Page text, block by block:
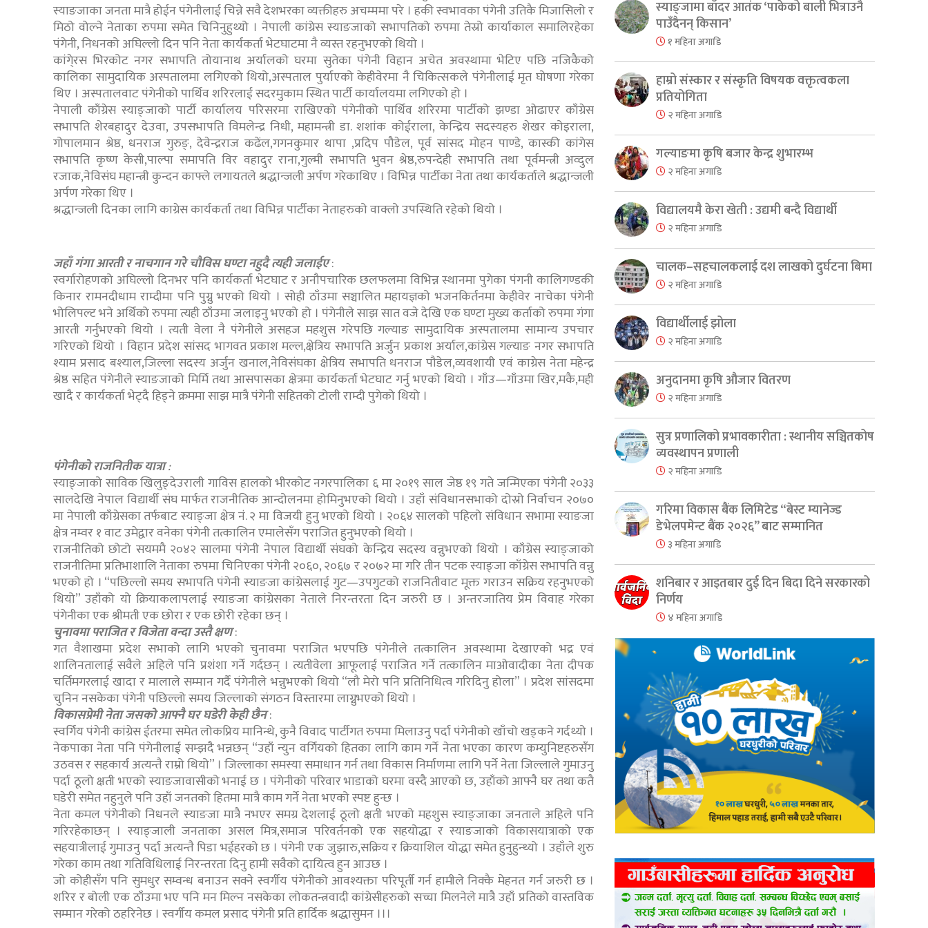
स्याङजाका जनता मात्रै होईन पंगेनीलाई चिन्ने सवै देशभरका व्यक्तीहरु अचम्ममा परे । हकी स्वभावका पंगेनी उतिकै मिजासिलो र
मिठो वोल्ने नेताका रुपमा समेत चिनिनुहुथ्यो । नेपाली कांग्रेस स्याङजाको सभापतिको रुपमा तेस्रो कार्याकाल समालिरहेका
पंगेनी, निधनको अघिल्लो दिन पनि नेता कार्यकर्ता भेटघाटमा नै व्यस्त रहनुभएको थियो ।
कांगे्रस भिरकोट नगर सभापति तोयानाथ अर्यालको घरमा सुतेका पंगेनी विहान अचेत अवस्थामा भेटिए पछि नजिकैको
कालिका सामुदायिक अस्पतालमा लगिएको थियो,अस्पताल पुर्याएको केहीवेरमा नै चिकित्सकले पंगेनीलाई मृत घोषणा गरेका
थिए । अस्पतालवाट पंगेनीको पार्थिव शरिरलाई सदरमुकाम स्थित पार्टी कार्यालयमा लगिएको हो ।
नेपाली काँग्रेस स्याङ्जाको पार्टी कार्यालय परिसरमा राखिएको पंगेनीको पार्थिव शरिरमा पार्टीको झण्डा ओढाएर काँग्रेस
सभापति शेरबहादुर देउवा, उपसभापति विमलेन्द्र निधी, महामन्त्री डा. शशांक कोईराला, केन्द्रिय सदस्यहरु शेखर कोइराला,
गोपालमान श्रेष्ठ, धनराज गुरुङ्, देवेन्द्रराज कढेंल,गगनकुमार थापा ,प्रदिप पौडेल, पूर्व सांसद मोहन पाण्डे, कास्की कांगेस
सभापति कृष्ण केसी,पाल्पा समापति विर वहादुर राना,गुल्मी सभापति भुवन श्रेष्ठ,रुपन्देही सभापति तथा पूर्वमन्त्री अव्दुल
रजाक,नेविसंघ महान्त्री कुन्दन काफ्ले लगायतले श्रद्धान्जली अर्पण गरेकाथिए । विभिन्न पार्टीका नेता तथा कार्यकर्ताले श्रद्धान्जली
अर्पण गरेका थिए ।
श्रद्धान्जली दिनका लागि काग्रेस कार्यकर्ता तथा विभिन्न पार्टीका नेताहरुको वाक्लो उपस्थिति रहेको थियो ।
जहाँ गंगा आरती र नाचगान गरे चौविस घण्टा नहुदै त्यही जलाईए:
स्वर्गारोहणको अघिल्लो दिनभर पनि कार्यकर्ता भेटघाट र अनौपचारिक छलफलमा विभिन्न स्थानमा पुगेका पंगनी कालिगण्डकी
किनार रामनदीधाम राम्दीमा पनि पुग्नु भएको थियो । सोही ठाँउमा सञ्चालित महायज्ञको भजनकिर्तनमा केहीवेर नाचेका पंगेनी
भोलिपल्ट भने अर्थिको रुपमा त्यही ठाँउमा जलाइनु भएको हो । पंगेनीले साझ सात वजे देखि एक घण्टा मुख्य कर्ताको रुपमा गंगा
आरती गर्नुभएको थियो । त्यती वेला नै पंगेनीले असहज महशुस गरेपछि गल्याङ सामुदायिक अस्पतालमा सामान्य उपचार
गरिएको थियो । विहान प्रदेश सांसद भागवत प्रकाश मल्ल,क्षेत्रिय सभापति अर्जुन प्रकाश अर्याल,कांग्रेस गल्याङ नगर सभापति
श्याम प्रसाद बश्याल,जिल्ला सदस्य अर्जुन खनाल,नेविसंघका क्षेत्रिय सभापति धनराज पौडेल,व्यवशायी एवं काग्रेस नेता महेन्द्र
श्रेष्ठ सहित पंगेनीले स्याङजाको मिर्मि तथा आसपासका क्षेत्रमा कार्यकर्ता भेटघाट गर्नु भएको थियो । गाँउ—गाँउमा खिर,मकै,मही
खादै र कार्यकर्ता भेट्दै हिड्ने क्रममा साझ मात्रै पंगेनी सहितको टोली राम्दी पुगेको थियो ।
पंगेनीको राजनितीक यात्रा:
स्याङ्जाको साविक खिलुङ्देउराली गाविस हालको भीरकोट नगरपालिका ६ मा २०१९ साल जेष्ठ १९ गते जन्मिएका पंगेनी २०३३
सालदेखि नेपाल विद्यार्थी संघ मार्फत राजनीतिक आन्दोलनमा होमिनुभएको थियो । उहाँ संविधानसभाको दोस्रो निर्वाचन २०७०
मा नेपाली काँग्रेसका तर्फबाट स्याङ्जा क्षेत्र नं. २ मा विजयी हुनु भएको थियो । २०६४ सालको पहिलो संविधान सभामा स्याङजा
क्षेत्र नम्वर १ वाट उमेद्वार वनेका पंगेनी तत्कालिन एमालेसँग पराजित हुनुभएको थियो ।
राजनीतिको छोटो सयममै २०४२ सालमा पंगेनी नेपाल विद्यार्थी संघको केन्द्रिय सदस्य वन्नुभएको थियो । काँग्रेस स्याङ्जाको
राजनीतिमा प्रतिभाशालि नेताका रुपमा चिनिएका पंगेनी २०६०, २०६७ र २०७२ मा गरि तीन पटक स्याङ्जा काँग्रेस सभापति वन्नु
भएको हो । “पछिल्लो समय सभापति पंगेनी स्याङजा कांग्रेसलाई गुट—उपगुटको राजनितीवाट मूक्त गराउन सक्रिय रहनुभएको
थियो” उहाँको यो क्रियाकलापलाई स्याङजा कांग्रेसका नेताले निरन्तरता दिन जरुरी छ । अन्तरजातिय प्रेम विवाह गरेका
पंगेनीका एक श्रीमती एक छोरा र एक छोरी रहेका छन् ।
चुनावमा पराजित र विजेता वन्दा उस्तै क्षण:
गत वैशाखमा प्रदेश सभाको लागि भएको चुनावमा पराजित भएपछि पंगेनीले तत्कालिन अवस्थामा देखाएको भद्र एवं
शालिनतालाई सवैले अहिले पनि प्रशंशा गर्ने गर्दछन् । त्यतीवेला आफूलाई पराजित गर्ने तत्कालिन माओवादीका नेता दीपक
चर्तिमगरलाई खादा र मालाले सम्मान गर्दै पंगेनीले भन्नुभएको थियो “लौ मेरो पनि प्रतिनिधित्व गरिदिनु होला” । प्रदेश सांसदमा
चुनिन नसकेका पंगेनी पछिल्लो समय जिल्लाको संगठन विस्तारमा लाग्नुभएको थियो ।
विकासप्रेमी नेता जसको आफ्नै घर घडेरी केही छैन:
स्वर्गिय पंगेनी कांग्रेस ईतरमा समेत लोकप्रिय मानिन्थे, कुनै विवाद पार्टीगत रुपमा मिलाउनु पर्दा पंगेनीको खाँचो खड्कने गर्दथ्यो ।
नेकपाका नेता पनि पंगेनीलाई सम्झदै भन्नछन् “उहाँ न्युन वर्गियको हितका लागि काम गर्ने नेता भएका कारण कम्युनिष्टहरुसँग
उठवस र सहकार्य अत्यन्तै राम्रो थियो” । जिल्लाका समस्या समाधान गर्न तथा विकास निर्माणमा लागि पर्ने नेता जिल्लाले गुमाउनु
पर्दा ठूलो क्षती भएको स्याङजावासीको भनाई छ । पंगेनीको परिवार भाडाको घरमा वस्दै आएको छ, उहाँको आफ्नै घर तथा कतै
घडेरी समेत नहुनुले पनि उहाँ जनतको हितमा मात्रै काम गर्ने नेता भएको स्पष्ट हुन्छ ।
नेता कमल पंगेनीको निधनले स्याङजा मात्रै नभएर समग्र देशलाई ठूलो क्षती भएको महशुस स्याङ्जाका जनताले अहिले पनि
गरिरहेकाछन् । स्याङ्जाली जनताका असल मित्र,समाज परिवर्तनको एक सहयोद्धा र स्याङजाको विकासयात्राको एक
सहयात्रीलाई गुमाउनु पर्दा अत्यन्तै पिडा भईहरको छ । पंगेनी एक जुझारु,सक्रिय र क्रियाशिल योद्धा समेत हुनुहुन्थ्यो । उहाँले शुरु
गरेका काम तथा गतिविधिलाई निरन्तरता दिनु हामी सवैको दायित्व हुन आउछ ।
जो कोहीसँग पनि सुमधुर सम्वन्ध बनाउन सक्ने स्वर्गीय पंगेनीको आवश्यक्ता परिपूर्ती गर्न हामीले निक्कै मेहनत गर्न जरुरी छ ।
शरिर र बोली एक ठाँउमा भए पनि मन मिल्न नसकेका लोकतन्त्रवादी कांग्रेसीहरुको सच्चा मिलनेले मात्रै उहाँ प्रतिको वास्तविक
सम्मान गरेको ठहरिनेछ । स्वर्गीय कमल प्रसाद पंगेनी प्रति हार्दिक श्रद्धासुमन ।।।
स्याङ्जामा बाँदर आतंक ‘पाकेको बाली भित्राउनै
पाउँदैनन् किसान’
१ महिना अगाडि
हाम्रो संस्कार र संस्कृति विषयक वक्तृत्वकला
प्रतियोगिता
२ महिना अगाडि
गल्याङमा कृषि बजार केन्द्र शुभारम्भ
२ महिना अगाडि
विद्यालयमै केरा खेती : उद्यमी बन्दै विद्यार्थी
२ महिना अगाडि
चालक–सहचालकलाई दश लाखको दुर्घटना बिमा
२ महिना अगाडि
विद्यार्थीलाई झोला
२ महिना अगाडि
अनुदानमा कृषि औजार वितरण
२ महिना अगाडि
सुत्र प्रणालिको प्रभावकारीता : स्थानीय सञ्चितकोष
व्यवस्थापन प्रणाली
२ महिना अगाडि
गरिमा विकास बैंक लिमिटेड “बेस्ट म्यानेज्ड
डेभेलपमेन्ट बैंक २०२६” बाट सम्मानित
३ महिना अगाडि
शनिबार र आइतबार दुई दिन बिदा दिने सरकारको
निर्णय
४ महिना अगाडि